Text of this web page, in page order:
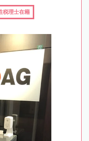
税理士在籍